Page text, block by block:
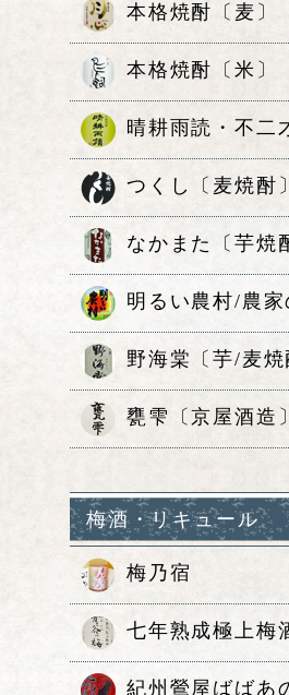
本格焼酎〔麦〕
本格焼酎〔米〕
晴耕雨読・不二
つくし〔麦焼酎〕
なかまた〔芋焼
明るい農村/農家
野海棠〔芋/麦焼
甕雫〔京屋酒造〕
梅酒・リキュール
梅乃宿
七年熟成極上梅
紀州鶯屋ばばあ